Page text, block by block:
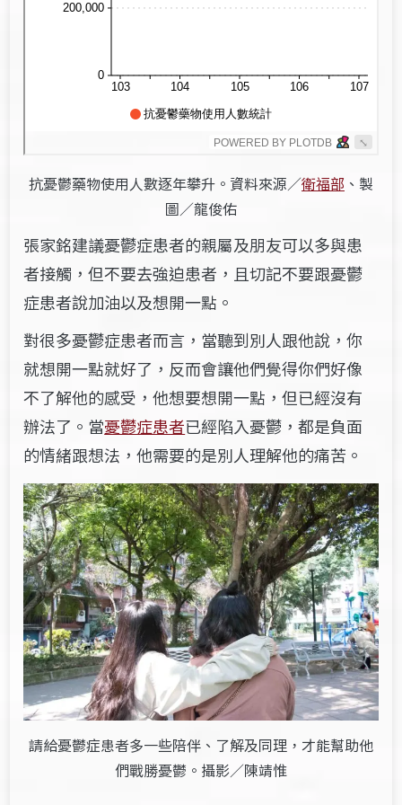
抗憂鬱藥物使用人數逐年攀升。資料來源／衛福部 、製
圖／龍俊佑
張家銘建議憂鬱症患者的親屬及朋友可以多與患
者接觸，但不要去強迫患者，且切記不要跟憂鬱
症患者說加油以及想開一點。
對很多憂鬱症患者而言，當聽到別人跟他說，你
就想開一點就好了，反而會讓他們覺得你們好像
不了解他的感受，他想要想開一點，但已經沒有
辦法了。當憂鬱症患者已經陷入憂鬱，都是負面
的情緒跟想法，他需要的是別人理解他的痛苦。
請給憂鬱症患者多一些陪伴、了解及同理，才能幫助他
們戰勝憂鬱。攝影／陳靖惟